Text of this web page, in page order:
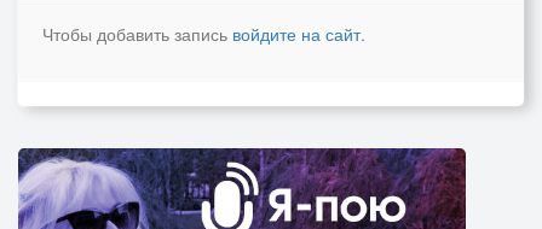
Чтобы добавить запись войдите на сайт.